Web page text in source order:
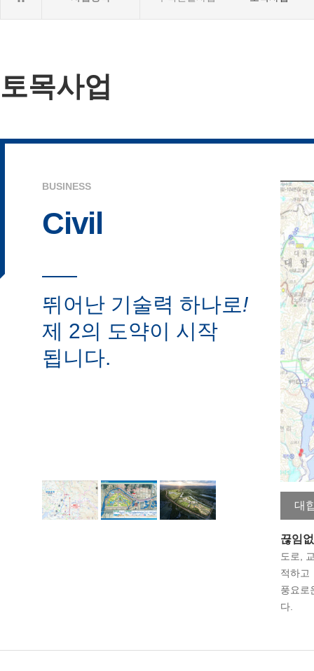
토목사업
BUSINESS
Civil
뛰어난 기술력 하나로!
제 2의 도약이 시작
됩니다.
끊임
도로,
적하고
풍요로
다.
대